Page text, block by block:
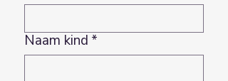
Naam kind *